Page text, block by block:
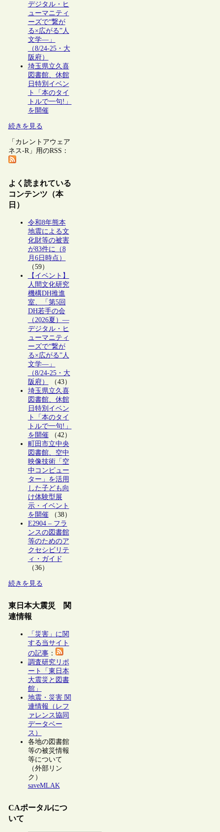
デジタル・ヒ
ューマニティ
ーズで“繋が
る×広がる”人
文学―」
（8/24-25・大
阪府）
埼玉県立久喜
図書館、休館
日特別イベン
ト「本のタイ
トルで一句!」
を開催
続きを見る
「カレントアウェア
ネス-R」用のRSS：
よく読まれている
コンテンツ（本
日）
令和8年熊本
地震による文
化財等の被害
が83件に（8
月6日時点）
（59）
【イベント】
人間文化研究
機構DH推進
室、「第5回
DH若手の会
（2026夏）―
デジタル・ヒ
ューマニティ
ーズで“繋が
る×広がる”人
文学―」
（8/24-25・大
阪府）
（43）
埼玉県立久喜
図書館、休館
日特別イベン
ト「本のタイ
トルで一句!」
を開催（42）
町田市立中央
図書館、空中
映像技術「空
中コンピュー
ター」を活用
した子ども向
け体験型展
示・イベント
を開催（38）
E2904 – フラ
ンスの図書館
等のためのア
クセシビリテ
ィ・ガイド
（36）
続きを見る
東日本大震災 関
連情報
「災害」に関
する当サイト
の記事：
調査研究リポ
ート「東日本
大震災と図書
館」
地震・災害 関
連情報（レフ
ァレンス協同
データベー
ス）
各地の図書館
等の被災情報
等について
（外部リン
ク）
saveMLAK
CAポータルにつ
いて